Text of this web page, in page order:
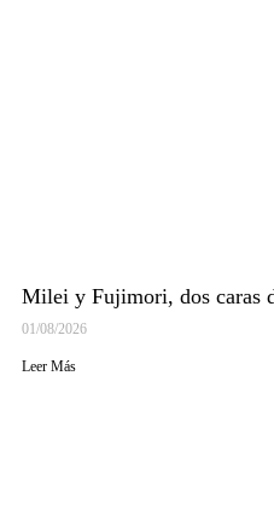
Milei y Fujimori, dos caras
01/08/2026
Leer Más